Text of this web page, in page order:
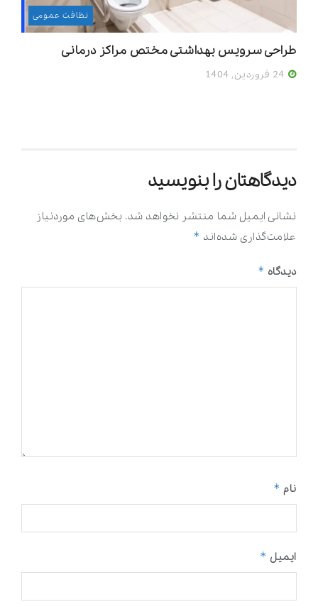
نظافت عمومی
طراحی سرویس بهداشتی مختص مراکز درمانی
دیدگاهتان را بنویسید
نشانی ایمیل شما منتشر نخواهد شد. بخش‌های موردنیاز
علامت‌گذاری شده‌اند *
دیدگاه *
نام *
ایمیل *